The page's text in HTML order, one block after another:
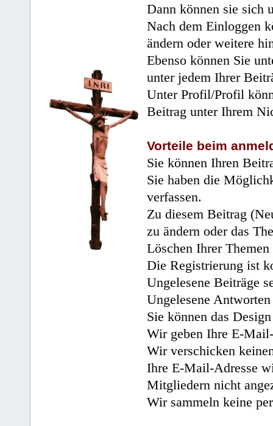
Dann können sie sich
Nach dem Einloggen
ändern oder weitere
Ebenso können Sie
unter jedem Ihrer
Unter Profil/Profil
Beitrag unter Ihrem
Vorteile beim
Sie können Ihren
Sie haben die
verfassen.
Zu diesem Beitrag
zu ändern oder das
Löschen Ihrer
Die Registrierung ist
Ungelesene Beiträge
Ungelesene
Sie können das
Wir geben Ihre E-
Wir verschicken
Ihre E-Mail-Adresse
Mitgliedern nicht
Wir sammeln keine